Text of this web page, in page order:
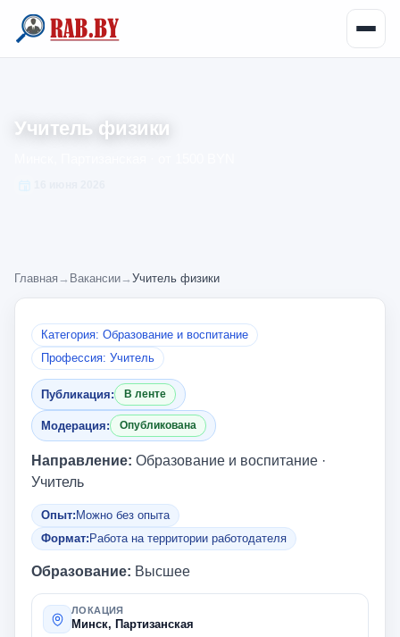
Учитель физики
Главная → Вакансии→ Учитель физики
Категория: Образование и воспитание
Профессия: Учитель
Публикация: В ленте
Модерация: Опубликована
Направление: Образование и воспитание ·
Учитель
Опыт: Можно без опыта
Формат: Работа на территории работодателя
Образование: Высшее
ЛОКАЦИЯ
Минск, Партизанская